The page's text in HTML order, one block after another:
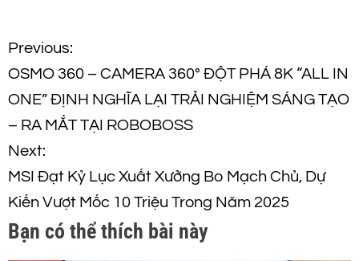
Đ
i
ề
u
h
ư
Previous:
OSMO 360 – CAMERA 360° ĐỘT PHÁ 8K “ALL IN
ONE” ĐỊNH NGHĨA LẠI TRẢI NGHIỆM SÁNG TẠO
– RA MẮT TẠI ROBOBOSS
Next:
MSI Đạt Kỷ Lục Xuất Xưởng Bo Mạch Chủ, Dự
Kiến Vượt Mốc 10 Triệu Trong Năm 2025
Bạn có thể thích bài này